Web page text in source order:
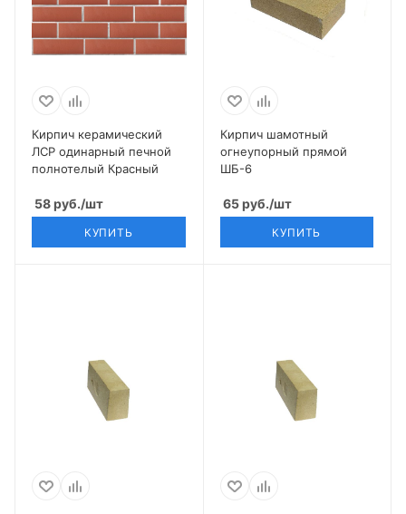
Кирпич керамический
ЛСР одинарный печной
полнотелый Красный
58руб./шт
КУПИТЬ
Кирпич шамотный
огнеупорный прямой
ШБ-6
65руб./шт
КУПИТЬ